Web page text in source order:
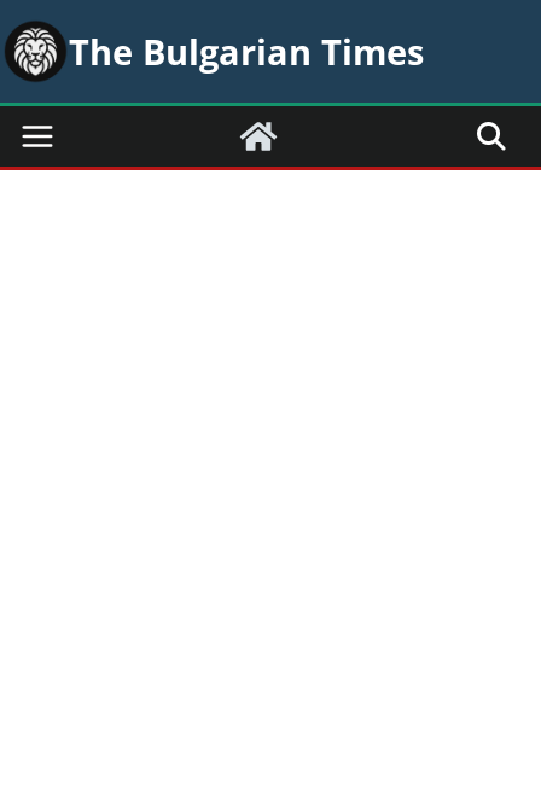
Skip
to
content
The Bulgarian Times